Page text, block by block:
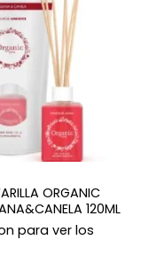
Añadir
lista de
ORGANIC
120ML
para ver los